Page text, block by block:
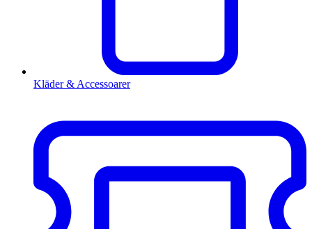
Kläder & Accessoarer